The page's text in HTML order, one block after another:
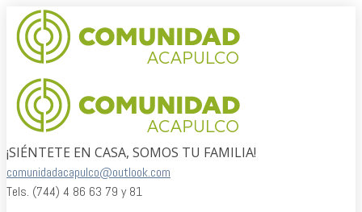
¡SIÉNTETE EN CASA, SOMOS TU FAMILIA!
comunidadacapulco@outlook.com
Tels. (744) 4 86 63 79 y 81